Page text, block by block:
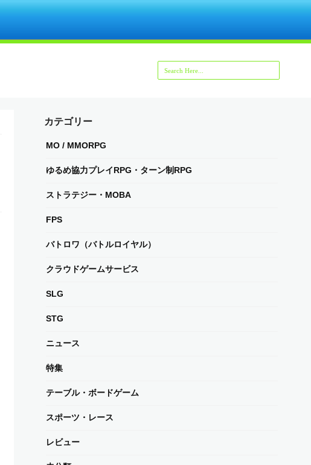
カテゴリー
MO / MMORPG
ゆるめ協力プレイRPG・ターン制RPG
ストラテジー・MOBA
FPS
バトロワ（バトルロイヤル）
クラウドゲームサービス
SLG
STG
ニュース
特集
テーブル・ボードゲーム
スポーツ・レース
レビュー